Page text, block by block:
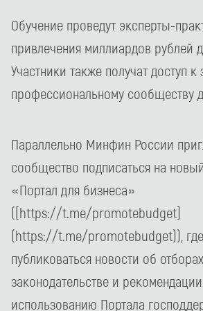
Обучение проведут эксперты-
привлечения миллиардов рублей
Участники также получат доступ
профессиональному сообществу
Параллельно Минфин России
сообщество подписаться на
«Портал для бизнеса»
([https://t.me/promotebudget]
(https://t.me/promotebudget)), где
публиковаться новости об
законодательстве и
использованию Портала